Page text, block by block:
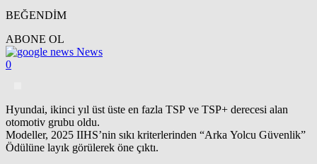
BEĞENDİM
ABONE OL
News
0
Hyundai, ikinci yıl üst üste en fazla TSP ve TSP+ derecesi alan
otomotiv grubu oldu.
Modeller, 2025 IIHS’nin sıkı kriterlerinden “Arka Yolcu Güvenlik”
Ödülüne layık görülerek öne çıktı.